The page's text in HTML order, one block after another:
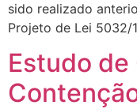
sido realizado
Projeto de Lei 5032/
Estudo de